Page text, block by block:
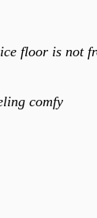
floor is not
comfy